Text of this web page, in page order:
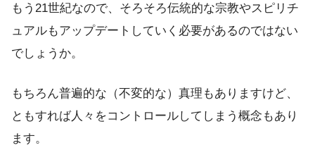
もう21世紀なので、そろそろ伝統的な宗教やスピリチ
ュアルもアップデートしていく必要があるのではない
でしょうか。
もちろん普遍的な（不変的な）真理もありますけど、
ともすれば人々をコントロールしてしまう概念もあり
ます。